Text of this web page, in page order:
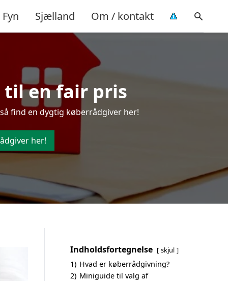
Fyn Sjælland Om / kontakt
til en fair pris
find en dygtig køberrådgiver her!
her!
Indholdsfortegnelse skjul
1) Hvad er køberrådgivning?
2) Miniguide til valg af